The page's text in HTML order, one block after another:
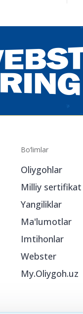
Bo‘limlar
Oliygohlar
Milliy sertifikat
Yangiliklar
Ma'lumotlar
Imtihonlar
Webster
My.Oliygoh.uz